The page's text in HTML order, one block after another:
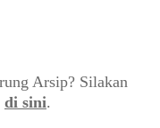
Arsip? Silakan
di sini.